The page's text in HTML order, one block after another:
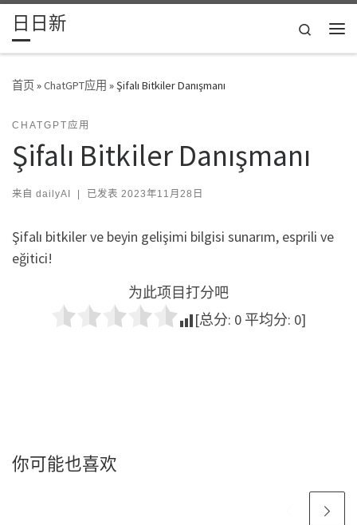
Skip to content
日日新
Search
首页»ChatGPT应用 »Şifalı Bitkiler Danışmanı
CHATGPT应用
Şifalı Bitkiler Danışmanı
来自 dailyAI | 已发表 2023年11月28日
Şifalı bitkiler ve beyin gelişimi bilgisi sunarım, esprili ve
eğitici!
为此项目打分吧
[总分: 0 平均分: 0]
你可能也喜欢